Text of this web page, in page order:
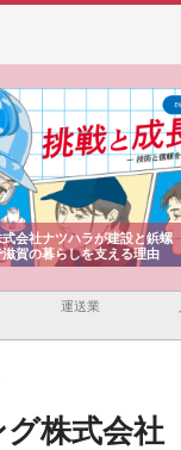
式会社ナツハラが建設と鋲螺
滋賀の暮らしを支える理由
運送業
株式会社